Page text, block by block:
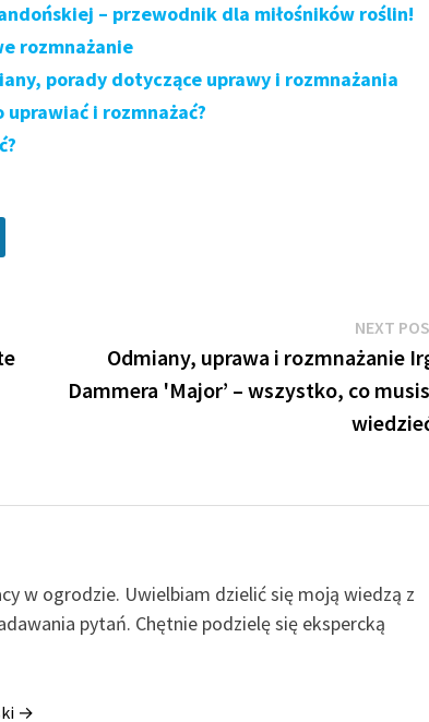
– przewodnik dla miłośników roślin!
rozmnażanie
porady dotyczące uprawy i rozmnażania
i rozmnażać?
NEXT
Odmiany, uprawa i rozmnażanie
Dammera 'Major’ – wszystko, co
w ogrodzie. Uwielbiam dzielić się moją wiedzą z
pytań. Chętnie podzielę się ekspercką
→